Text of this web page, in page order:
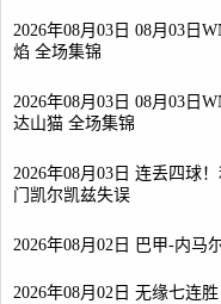
2026年08月03日 08月03日
焰 全场集锦
2026年08月03日 08月03日
达山猫 全场集锦
2026年08月03日 连丢四球
门凯尔凯兹失误
2026年08月02日 巴甲-内马
2026年08月02日 无缘七连